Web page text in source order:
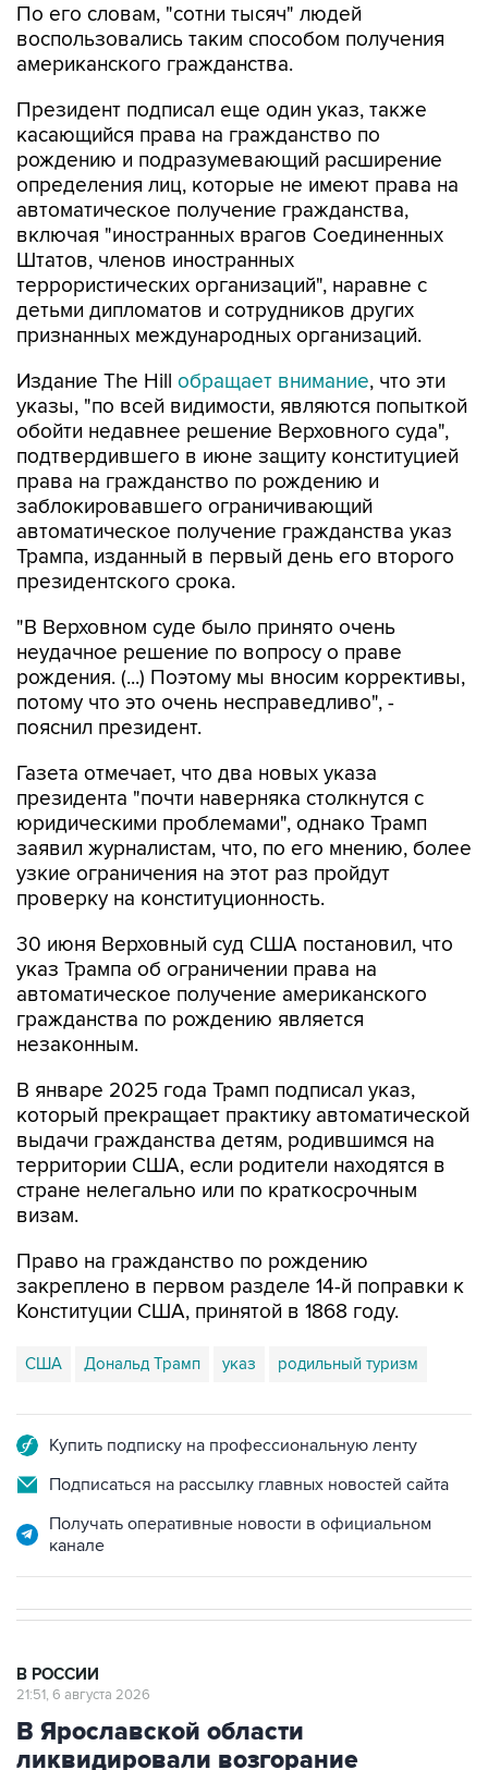
По его словам, "сотни тысяч" людей
воспользовались таким способом получения
американского гражданства.
Президент подписал еще один указ, также
касающийся права на гражданство по
рождению и подразумевающий расширение
определения лиц, которые не имеют права на
автоматическое получение гражданства,
включая "иностранных врагов Соединенных
Штатов, членов иностранных
террористических организаций", наравне с
детьми дипломатов и сотрудников других
признанных международных организаций.
Издание The Hill обращает внимание, что эти
указы, "по всей видимости, являются попыткой
обойти недавнее решение Верховного суда",
подтвердившего в июне защиту конституцией
права на гражданство по рождению и
заблокировавшего ограничивающий
автоматическое получение гражданства указ
Трампа, изданный в первый день его второго
президентского срока.
"В Верховном суде было принято очень
неудачное решение по вопросу о праве
рождения. (...) Поэтому мы вносим коррективы,
потому что это очень несправедливо", -
пояснил президент.
Газета отмечает, что два новых указа
президента "почти наверняка столкнутся с
юридическими проблемами", однако Трамп
заявил журналистам, что, по его мнению, более
узкие ограничения на этот раз пройдут
проверку на конституционность.
30 июня Верховный суд США постановил, что
указ Трампа об ограничении права на
автоматическое получение американского
гражданства по рождению является
незаконным.
В январе 2025 года Трамп подписал указ,
который прекращает практику автоматической
выдачи гражданства детям, родившимся на
территории США, если родители находятся в
стране нелегально или по краткосрочным
визам.
Право на гражданство по рождению
закреплено в первом разделе 14-й поправки к
Конституции США, принятой в 1868 году.
США Дональд Трамп указ родильный туризм
Купить подписку на профессиональную ленту
Подписаться на рассылку главных новостей сайта
Получать оперативные новости в официальном
канале
В РОССИИ
21:51, 6 августа 2026
В Ярославской области
ликвидировали возгорание